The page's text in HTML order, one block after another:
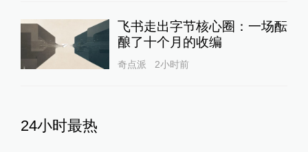
飞书走出字节核心圈：一场酝
酿了十个月的收编
奇点派 2小时前
24小时最热